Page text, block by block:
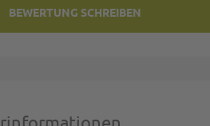
BEWERTUNG SCHREIBEN